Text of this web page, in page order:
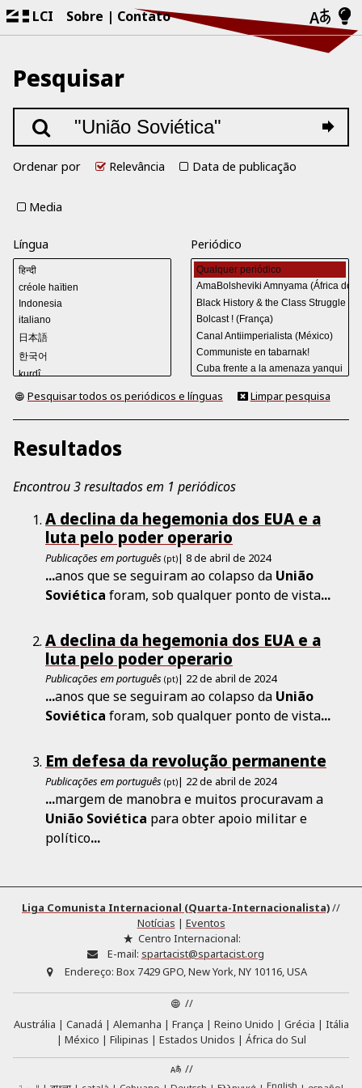
LCI Sobre Contato
Pesquisar
Ordenar por Relevância Data de publicação
Media
Língua Periódico
Pesquisar todos os periódicos e línguas Limpar pesquisa
Resultados
Encontrou 3 resultados em 1 periódicos
A declina da hegemonia dos EUA e a
luta pelo poder operario
Publicações em português (pt)| 8 de abril de 2024
...anos que se seguiram ao colapso da União
Soviética foram, sob qualquer ponto de vista...
A declina da hegemonia dos EUA e a
luta pelo poder operario
Publicações em português (pt)| 22 de abril de 2024
...anos que se seguiram ao colapso da União
Soviética foram, sob qualquer ponto de vista...
Em defesa da revolução permanente
Publicações em português (pt)| 22 de abril de 2024
...margem de manobra e muitos procuravam a
União Soviética para obter apoio militar e
político...
Liga Comunista Internacional (Quarta-Internacionalista)//
Notícias | Eventos
Centro Internacional:
E-mail: spartacist@spartacist.org
Endereço: Box 7429 GPO, New York, NY 10116, USA
//
Austrália
Canadá Alemanha França Reino Unido Grécia
Itália
México
Filipinas Estados Unidos
África do Sul
//